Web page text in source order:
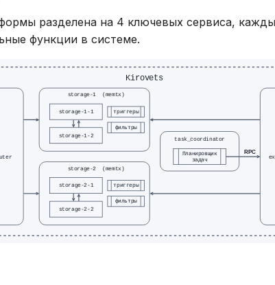
разделена на 4 ключевых сервиса,
функции в системе.